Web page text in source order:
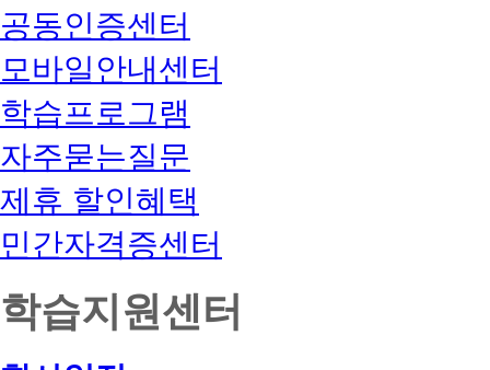
공동인증센터
모바일안내센터
학습프로그램
자주묻는질문
제휴 할인혜택
민간자격증센터
학습지원센터